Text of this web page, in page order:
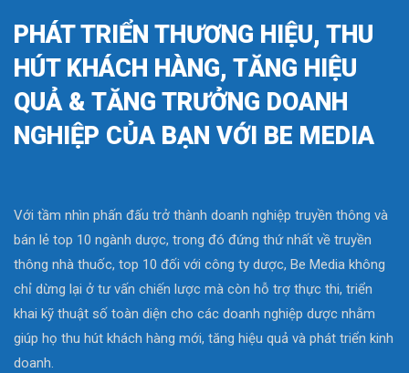
PHÁT TRIỂN THƯƠNG HIỆU, THU
HÚT KHÁCH HÀNG, TĂNG HIỆU
QUẢ & TĂNG TRƯỞNG DOANH
NGHIỆP CỦA BẠN VỚI BE MEDIA
Với tầm nhìn phấn đấu trở thành doanh nghiệp truyền thông và
bán lẻ top 10 ngành dược, trong đó đứng thứ nhất về truyền
thông nhà thuốc, top 10 đối với công ty dược, Be Media không
chỉ dừng lại ở tư vấn chiến lược mà còn hỗ trợ thực thi, triển
khai kỹ thuật số toàn diện cho các doanh nghiệp dược nhằm
giúp họ thu hút khách hàng mới, tăng hiệu quả và phát triển kinh
doanh.